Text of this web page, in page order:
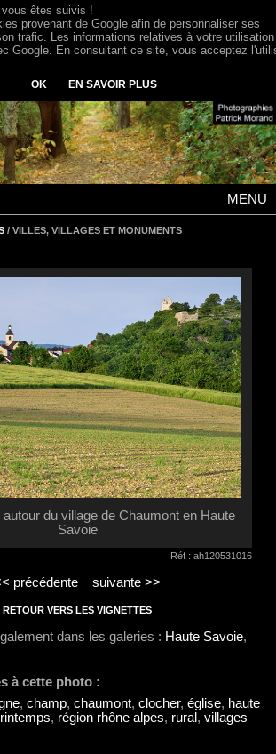
MENU
/ VILLES, VILLAGES ET MONUMENTS
du village de Chaumont en Haute
Savoie
Réf : ah120531016
précédente suivante >>
RETOUR VERS LES VIGNETTES
dans les galeries : Haute Savoie,
à cette photo :
, champ, chaumont, clocher, église, haute
, région rhône alpes, rural , villages
êtes suivis !
provenant de Google afin de personnaliser ses
trafic. Les informations relatives à votre
Google. En consultant ce site, vous acceptez
OK EN SAVOIR PLUS